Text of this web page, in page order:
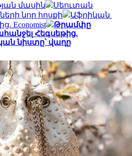
մասին
Սեուտան
նոր հոսքի
Աֆրիկան ​​
Economist
Թրամփը
Հեգսեթից.
նիստը՝ վաղը